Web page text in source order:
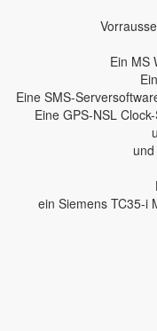
Ein MS
Eine SMS-
Eine GPS-NSL
ein Siemens TC35-i